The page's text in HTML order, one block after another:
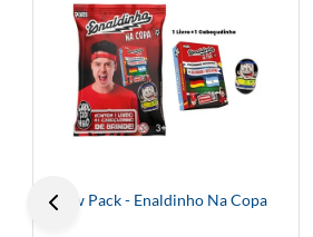
Flow Pack - Enaldinho Na Copa